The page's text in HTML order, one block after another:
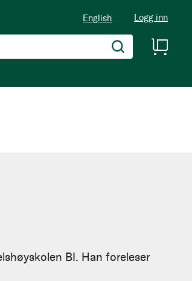
English Logg inn
BI. Han foreleser